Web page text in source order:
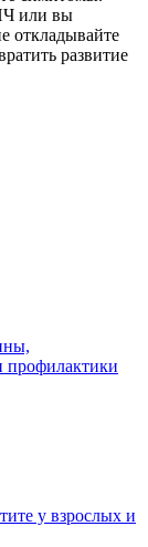
или вы
откладывайте
развитие
профилактики
у взрослых и